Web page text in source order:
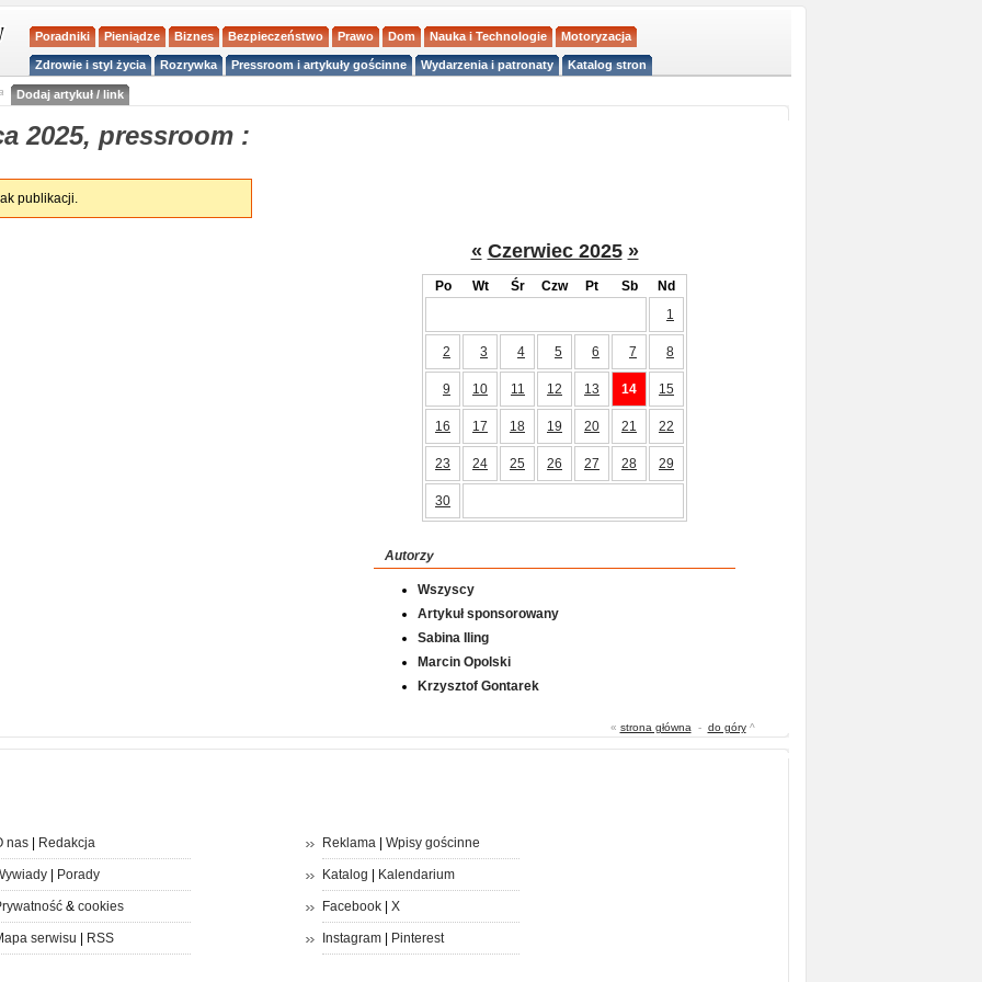
Poradniki Pieniądze Biznes Bezpieczeństwo Prawo Dom Nauka i Technologie Motoryzacja
Zdrowie i styl życia Rozrywka Pressroom i artykuły gościnne Wydarzenia i patronaty Katalog stron
Dodaj artykuł / link
2025, pressroom :
publikacji.
« Czerwiec 2025 »
Po Wt Śr Czw Pt Sb
Nd
1
2 3 4 5 6 7 8
9 10 11 12 13 14 15
16 17 18 19 20 21 22
23 24 25 26 27 28 29
30
Autorzy
Wszyscy
Artykuł sponsorowany
Sabina Iling
Marcin Opolski
Krzysztof Gontarek
« strona główna - do góry^
nas| Redakcja
| Porady
& cookies
serwisu RSS
Reklama| Wpisy gościnne
Katalog Kalendarium
Facebook| X
Instagram| Pinterest